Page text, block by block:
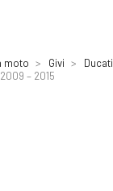
moto Givi Ducati
2009 – 2015